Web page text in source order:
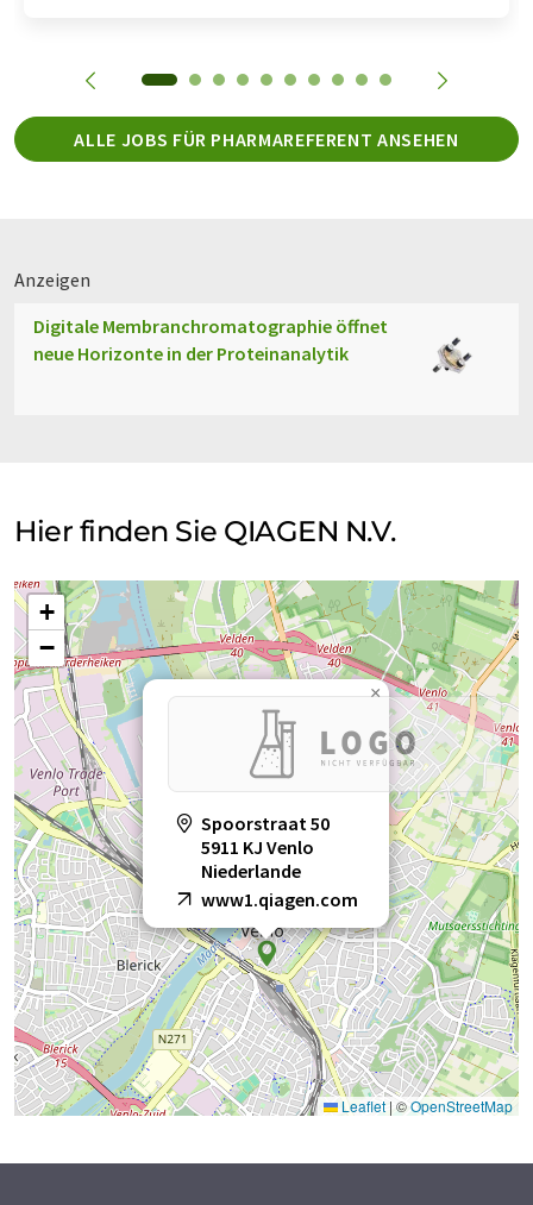
ALLE JOBS FÜR PHARMAREFERENT ANSEHEN
Anzeigen
Digitale Membranchromatographie öffnet
neue Horizonte in der Proteinanalytik
Hier finden Sie QIAGEN N.V.
Spoorstraat 50
5911 KJ Venlo
Niederlande
www1.qiagen.com
×
+
−
Leaflet | ©OpenStreetMap